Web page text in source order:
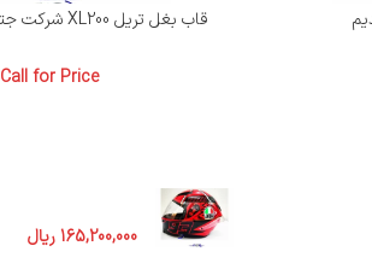
قاب بغل تریل XL200 شرکت جترو اصلی (جفت)
Call for Price
165,200,000ریال